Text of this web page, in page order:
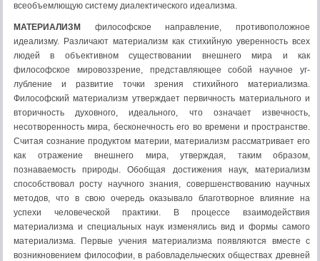
всеобъем­лющую систему диалектического идеализма.
МАТЕРИАЛИЗМ
философское направление, противопо­ложное
идеализму. Различают материализм как стихийную уверенность всех
людей в объективном существовании внешнего мира и как
философское мировоззре­ние, представляющее собой научное уг­
лубление и развитие точки зрения стихийного материализма.
Философский материализм утверждает пер­вичность материального и
вторичность духовного, идеального, что означает извечность,
несотворенность мира, бес­конечность его во времени и простран­стве.
Считая сознание продуктом ма­терии, материализм рассматривает его
как отра­жение внешнего мира, утверждая, таким образом,
познаваемость природы. Обоб­щая достижения наук, материализм
способство­вал росту научного знания, совершен­ствованию научных
методов, что в свою очередь оказывало благотворное влияние на
успехи человеческой прак­тики. В процессе взаимодействия
материализма и специальных наук изменялись вид и формы самого
материализма. Первые учения материализма появляются вместе с
возникновением философии, в рабовладельческих обществах древней